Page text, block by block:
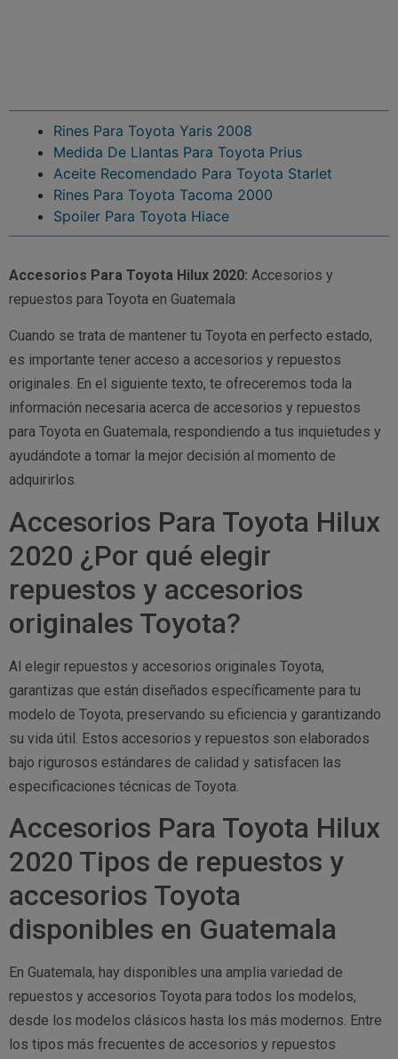
Rines Para Toyota Yaris 2008
Medida De Llantas Para Toyota Prius
Aceite Recomendado Para Toyota Starlet
Rines Para Toyota Tacoma 2000
Spoiler Para Toyota Hiace
Accesorios Para Toyota Hilux 2020: Accesorios y
repuestos para Toyota en Guatemala
Cuando se trata de mantener tu Toyota en perfecto estado,
es importante tener acceso a accesorios y repuestos
originales. En el siguiente texto, te ofreceremos toda la
información necesaria acerca de accesorios y repuestos
para Toyota en Guatemala, respondiendo a tus inquietudes y
ayudándote a tomar la mejor decisión al momento de
adquirirlos.
Accesorios Para Toyota Hilux
2020 ¿Por qué elegir
repuestos y accesorios
originales Toyota?
Al elegir repuestos y accesorios originales Toyota,
garantizas que están diseñados específicamente para tu
modelo de Toyota, preservando su eficiencia y garantizando
su vida útil. Estos accesorios y repuestos son elaborados
bajo rigurosos estándares de calidad y satisfacen las
especificaciones técnicas de Toyota.
Accesorios Para Toyota Hilux
2020 Tipos de repuestos y
accesorios Toyota
disponibles en Guatemala
En Guatemala, hay disponibles una amplia variedad de
repuestos y accesorios Toyota para todos los modelos,
desde los modelos clásicos hasta los más modernos. Entre
los tipos más frecuentes de accesorios y repuestos